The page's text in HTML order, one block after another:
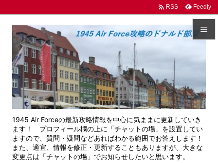


前へ

次へ

 RSS Feedly
1945 Air Forceの最新攻略情報を中心に気ままに更新していき
ます！ プロフィール欄の上に「チャットの場」を設置してい
ますので、質問・疑問などあればわかる範囲でお答えします！
また、適宜、情報を修正・更新することもありますが、大きな
変更点は「チャットの場」でお知らせしたいと思います。